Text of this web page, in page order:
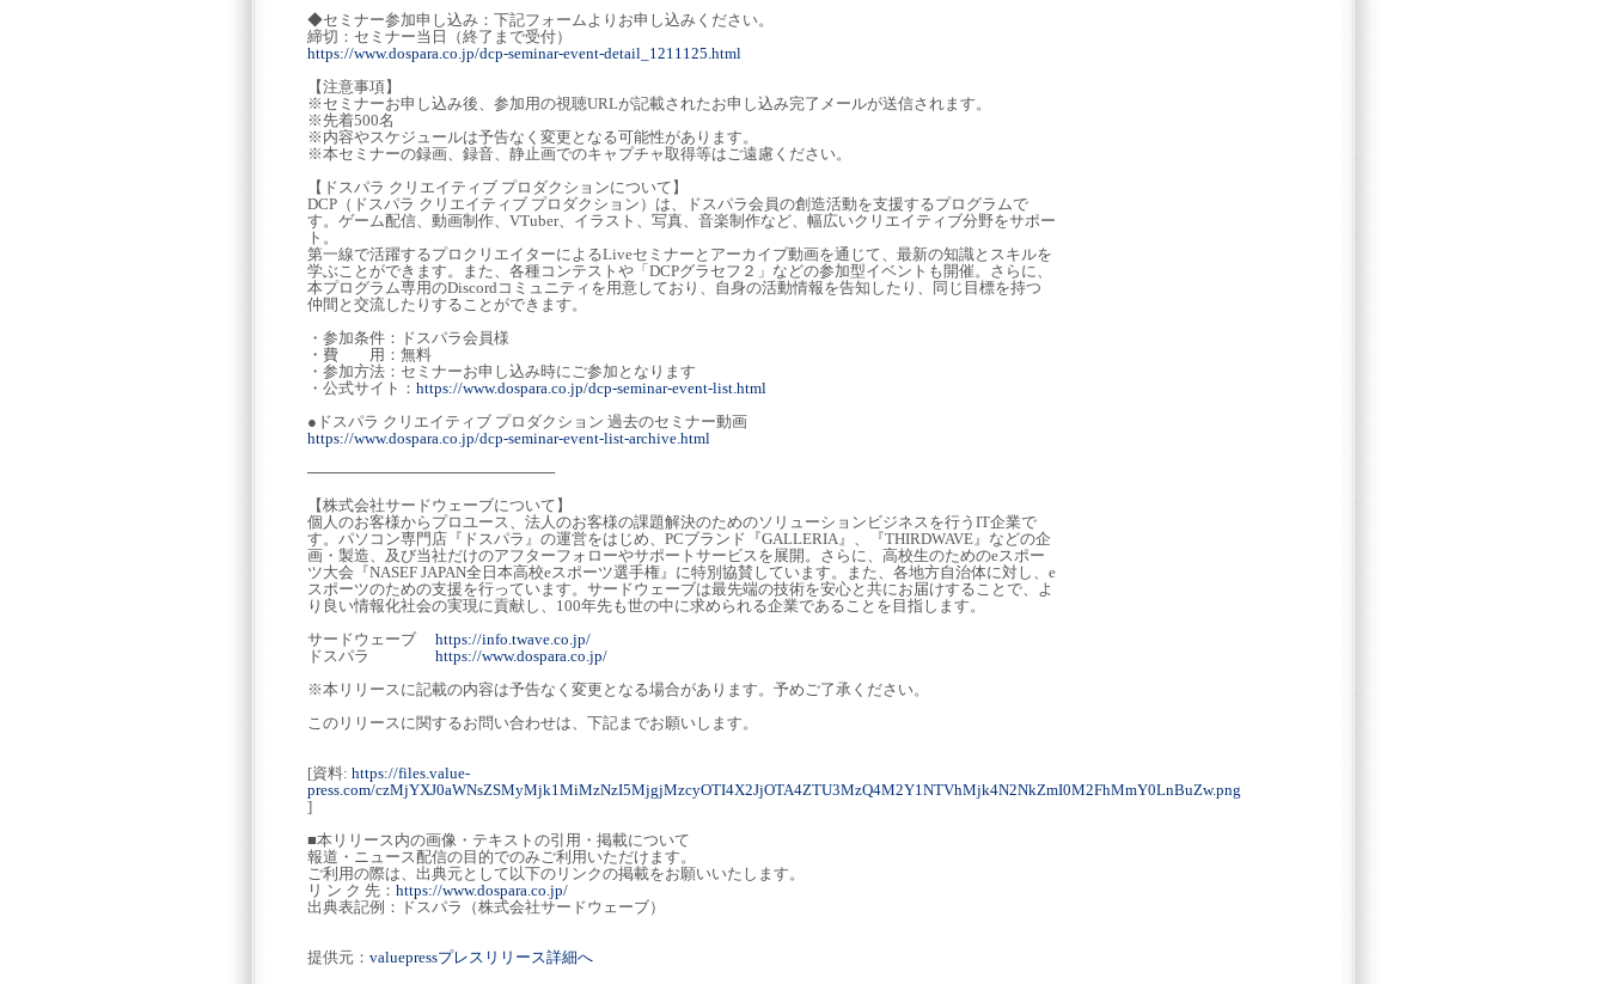
◆セミナー参加申し込み：下記フォームよりお申し込みください。
締切：セミナー当日（終了まで受付）
https://www.dospara.co.jp/dcp-seminar-event-detail_1211125.html
【注意事項】
※セミナーお申し込み後、参加用の視聴URLが記載されたお申し込み完了メールが送信されます。
※先着500名
※内容やスケジュールは予告なく変更となる可能性があります。
※本セミナーの録画、録音、静止画でのキャプチャ取得等はご遠慮ください。
【ドスパラ クリエイティブ プロダクションについて】
DCP（ドスパラ クリエイティブ プロダクション）は、ドスパラ会員の創造活動を支援するプログラムで
す。ゲーム配信、動画制作、VTuber、イラスト、写真、音楽制作など、幅広いクリエイティブ分野をサポー
ト。
第一線で活躍するプロクリエイターによるLiveセミナーとアーカイブ動画を通じて、最新の知識とスキルを
学ぶことができます。また、各種コンテストや「DCPグラセフ２」などの参加型イベントも開催。さらに、
本プログラム専用のDiscordコミュニティを用意しており、自身の活動情報を告知したり、同じ目標を持つ
仲間と交流したりすることができます。
・参加条件：ドスパラ会員様
・費 用：無料
・参加方法：セミナーお申し込み時にご参加となります
・公式サイト： https://www.dospara.co.jp/dcp-seminar-event-list.html
●ドスパラ クリエイティブ プロダクション 過去のセミナー動画
https://www.dospara.co.jp/dcp-seminar-event-list-archive.html
───────────────────────
【株式会社サードウェーブについて】
個人のお客様からプロユース、法人のお客様の課題解決のためのソリューションビジネスを行うIT企業で
す。パソコン専門店『ドスパラ』の運営をはじめ、PCブランド『GALLERIA』、『THIRDWAVE』などの企
画・製造、及び当社だけのアフターフォローやサポートサービスを展開。さらに、高校生のためのeスポー
ツ大会『NASEF JAPAN全日本高校eスポーツ選手権』に特別協賛しています。また、各地方自治体に対し、e
スポーツのための支援を行っています。サードウェーブは最先端の技術を安心と共にお届けすることで、よ
り良い情報化社会の実現に貢献し、100年先も世の中に求められる企業であることを目指します。
サードウェーブ https://info.twave.co.jp/
ドスパラ https://www.dospara.co.jp/
※本リリースに記載の内容は予告なく変更となる場合があります。予めご了承ください。
このリリースに関するお問い合わせは、下記までお願いします。
[資料: https://files.value-
press.com/czMjYXJ0aWNsZSMyMjk1MiMzNzI5MjgjMzcyOTI4X2JjOTA4ZTU3MzQ4M2Y1NTVhMjk4N2NkZmI0M2FhMmY0LnBuZw.png
]
■本リリース内の画像・テキストの引用・掲載について
報道・ニュース配信の目的でのみご利用いただけます。
ご利用の際は、出典元として以下のリンクの掲載をお願いいたします。
リ ン ク 先： https://www.dospara.co.jp/
出典表記例：ドスパラ（株式会社サードウェーブ）
提供元： valuepressプレスリリース詳細へ